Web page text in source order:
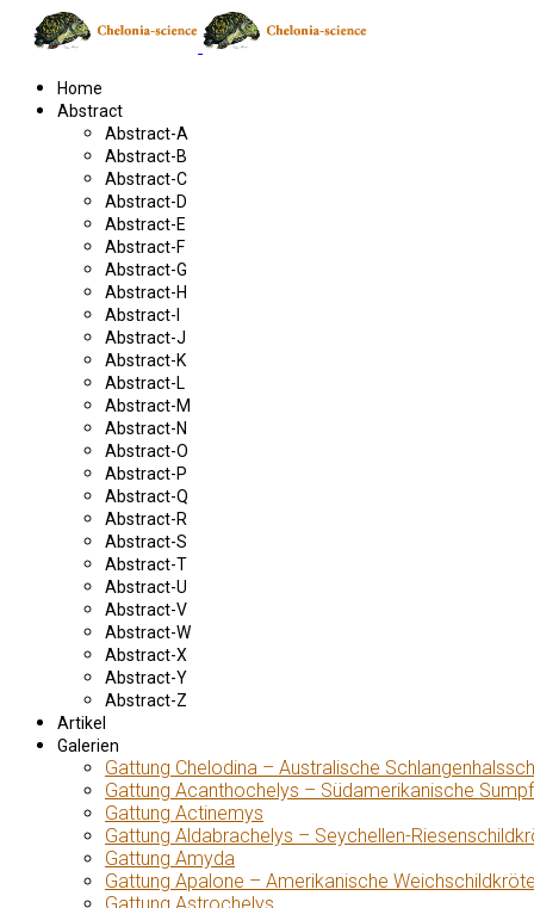
Home
Abstract
Abstract-A
Abstract-B
Abstract-C
Abstract-D
Abstract-E
Abstract-F
Abstract-G
Abstract-H
Abstract-I
Abstract-J
Abstract-K
Abstract-L
Abstract-M
Abstract-N
Abstract-O
Abstract-P
Abstract-Q
Abstract-R
Abstract-S
Abstract-T
Abstract-U
Abstract-V
Abstract-W
Abstract-X
Abstract-Y
Abstract-Z
Artikel
Galerien
Gattung Chelodina – Australische
Gattung Acanthochelys – Südamerikanische
Gattung Actinemys
Gattung Aldabrachelys – Seychellen-
Gattung Amyda
Gattung Apalone – Amerikanische